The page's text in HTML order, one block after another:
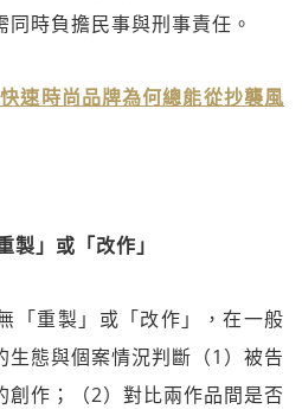
時負擔民事與刑事責任。
速時尚品牌為何總能從抄襲風
」或「改作」
「重製」或「改作」，在一般
生態與個案情況判斷（1）被告
創作；（2）對比兩作品間是否